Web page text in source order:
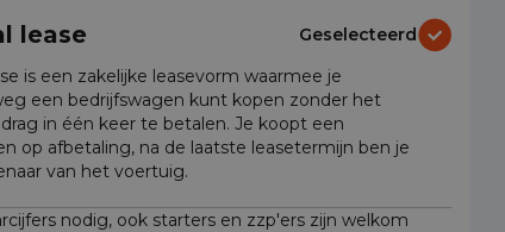
lease
Geselecteerd
is een zakelijke leasevorm waarmee je
een bedrijfswagen kunt kopen zonder het
in één keer te betalen. Je koopt een
op afbetaling, na de laatste leasetermijn ben je
van het voertuig.
nodig, ook starters en zzp'ers zijn welkom